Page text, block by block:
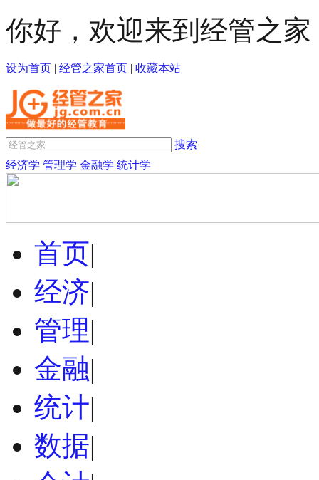
你好，欢迎来到经管之家
设为首页 | 经管之家首页 | 收藏本站
搜索
经济学 管理学 金融学 统计学
首页|
经济|
管理|
金融|
统计|
数据|